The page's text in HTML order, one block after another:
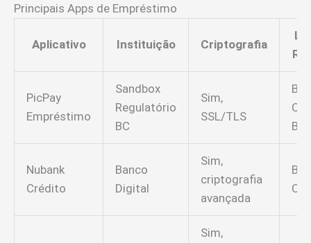
Principais Apps de Empréstimo
Aplicativo Instituição Criptografia
PicPay
Empréstimo
Sandbox
Regulatório
BC
Sim,
SSL/TLS
Nubank
Crédito
Banco
Digital
Sim,
criptografia
avançada
Sim,